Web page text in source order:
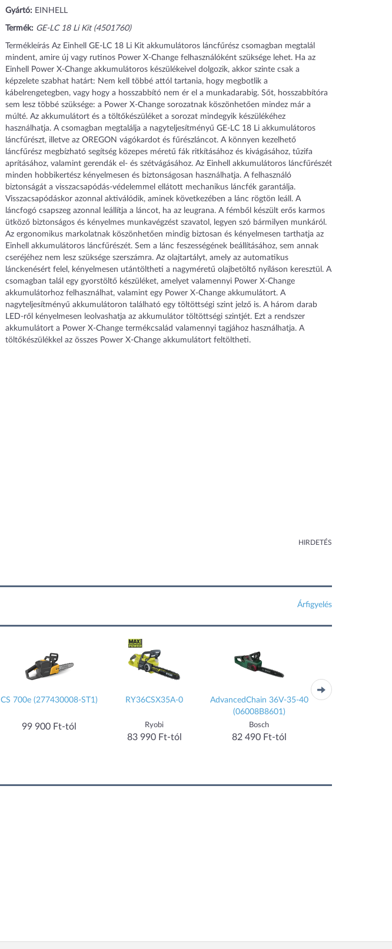
Gyártó: EINHELL
Termék: GE-LC 18 Li Kit (4501760)
Termékleírás Az Einhell GE-LC 18 Li Kit akkumulátoros láncfűrész csomagban megtalál
mindent, amire új vagy rutinos Power X-Change felhasználóként szüksége lehet. Ha az
Einhell Power X-Change akkumulátoros készülékeivel dolgozik, akkor szinte csak a
képzelete szabhat határt: Nem kell többé attól tartania, hogy megbotlik a
kábelrengetegben, vagy hogy a hosszabbító nem ér el a munkadarabig. Sőt, hosszabbítóra
sem lesz többé szüksége: a Power X-Change sorozatnak köszönhetően mindez már a
múlté. Az akkumulátort és a töltőkészüléket a sorozat mindegyik készülékéhez
használhatja. A csomagban megtalálja a nagyteljesítményű GE-LC 18 Li akkumulátoros
láncfűrészt, illetve az OREGON vágókardot és fűrészláncot. A könnyen kezelhető
láncfűrész megbízható segítség közepes méretű fák ritkításához és kivágásához, tűzifa
aprításához, valamint gerendák el- és szétvágásához. Az Einhell akkumulátoros láncfűrészét
minden hobbikertész kényelmesen és biztonságosan használhatja. A felhasználó
biztonságát a visszacsapódás-védelemmel ellátott mechanikus láncfék garantálja.
Visszacsapódáskor azonnal aktiválódik, aminek következében a lánc rögtön leáll. A
láncfogó csapszeg azonnal leállítja a láncot, ha az leugrana. A fémből készült erős karmos
ütköző biztonságos és kényelmes munkavégzést szavatol, legyen szó bármilyen munkáról.
Az ergonomikus markolatnak köszönhetően mindig biztosan és kényelmesen tarthatja az
Einhell akkumulátoros láncfűrészét. Sem a lánc feszességének beállításához, sem annak
cseréjéhez nem lesz szüksége szerszámra. Az olajtartályt, amely az automatikus
lánckenésért felel, kényelmesen utántöltheti a nagyméretű olajbetöltő nyíláson keresztül. A
csomagban talál egy gyorstöltő készüléket, amelyet valamennyi Power X-Change
akkumulátorhoz felhasználhat, valamint egy Power X-Change akkumulátort. A
nagyteljesítményű akkumulátoron található egy töltöttségi szint jelző is. A három darab
LED-ről kényelmesen leolvashatja az akkumulátor töltöttségi szintjét. Ezt a rendszer
akkumulátort a Power X-Change termékcsalád valamennyi tagjához használhatja. A
töltőkészülékkel az összes Power X-Change akkumulátort feltöltheti.
HIRDETÉS
Árfigyelés
CS 700e (277430008-ST1)
99 900 Ft-tól
RY36CSX35A-0
Ryobi
83 990 Ft-tól
AdvancedChain 36V-35-40
(06008B8601)
Bosch
82 490 Ft-tól